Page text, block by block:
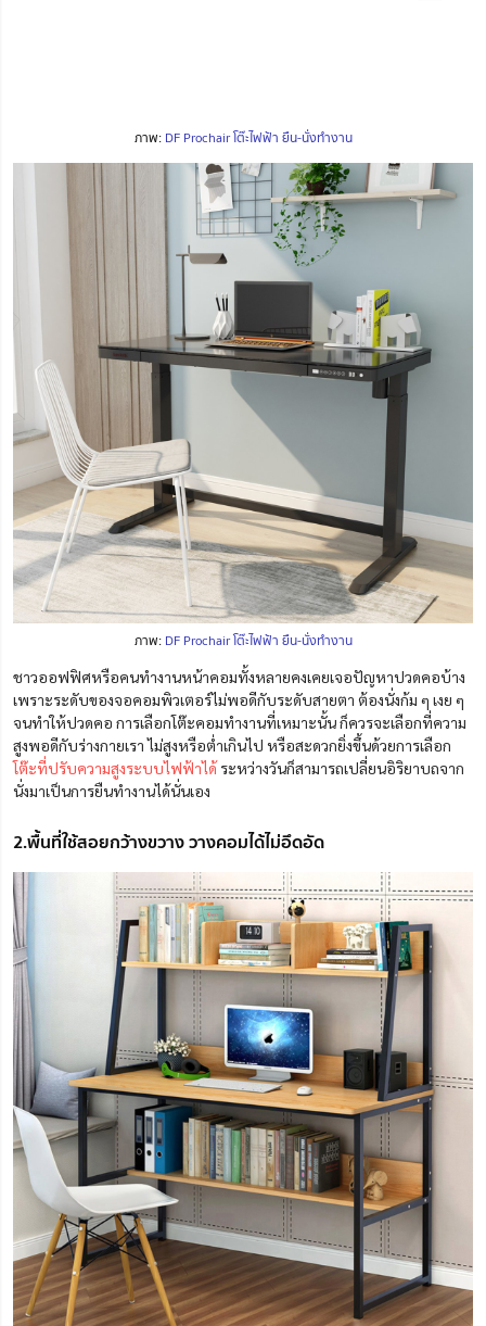
ภาพ: DF Prochair โต๊ะไฟฟ้า ยืน-นั่งทำงาน
ภาพ: DF Prochair โต๊ะไฟฟ้า ยืน-นั่งทำงาน
ชาวออฟฟิศหรือคนทำงานหน้าคอมทั้งหลายคงเคยเจอปัญหาปวดคอบ้าง
เพราะระดับของจอคอมพิวเตอร์ไม่พอดีกับระดับสายตา ต้องนั่งก้ม ๆ เงย ๆ
จนทำให้ปวดคอ การเลือกโต๊ะคอมทำงานที่เหมาะนั้น ก็ควรจะเลือกที่ความ
สูงพอดีกับร่างกายเรา ไม่สูงหรือต่ำเกินไป หรือสะดวกยิ่งขึ้นด้วยการเลือก
โต๊ะที่ปรับความสูงระบบไฟฟ้าได้ ระหว่างวันก็สามารถเปลี่ยนอิริยาบถจาก
นั่งมาเป็นการยืนทำงานได้นั่นเอง
2.พื้นที่ใช้สอยกว้างขวาง วางคอมได้ไม่อึดอัด